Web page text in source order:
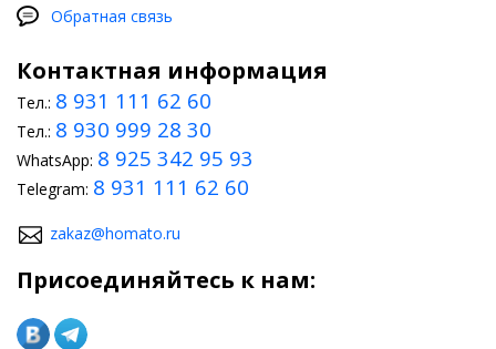
Обратная связь
Контактная информация
Тел.: 8 931 111 62 60
Тел.: 8 930 999 28 30
WhatsApp: 8 925 342 95 93
Telegram: 8 931 111 62 60
zakaz@homato.ru
Присоединяйтесь к нам: